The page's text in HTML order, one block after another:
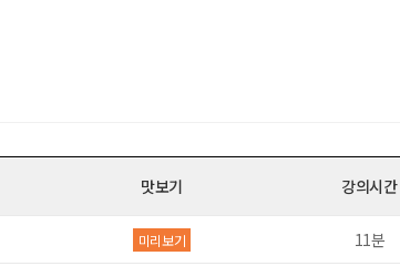
맛보기 강의시간
미리보기 11분
* 첨부파일은 10M 이내만 가능
문의
동영상 강좌